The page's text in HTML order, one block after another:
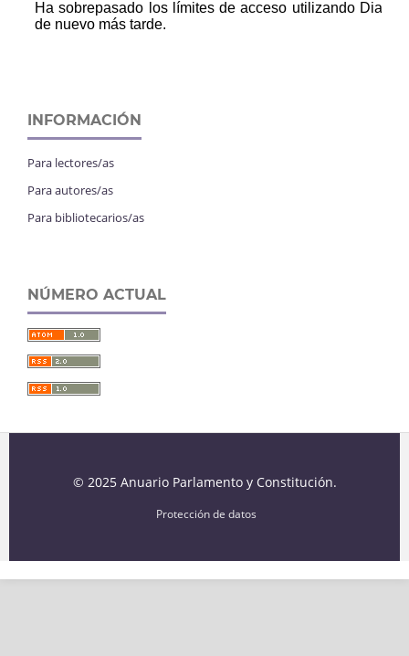
INFORMACIÓN
Para lectores/as
Para autores/as
Para bibliotecarios/as
NÚMERO ACTUAL
© 2025 Anuario Parlamento y Constitución.
Protección de datos